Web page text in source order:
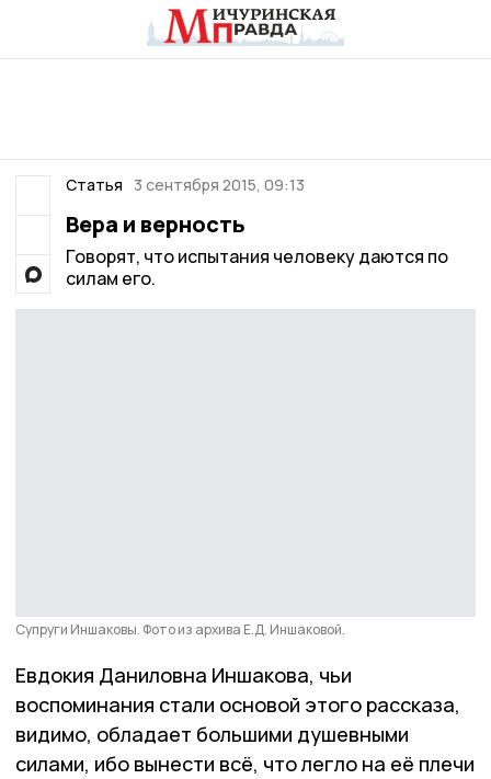
Статья 3 сентября 2015, 09:13
Вера и верность
Говорят, что испытания человеку даются по
силам его.
Супруги Иншаковы. Фото из архива Е.Д. Иншаковой.
Евдокия Даниловна Иншакова, чьи
воспоминания стали основой этого рассказа,
видимо, обладает большими душевными
силами, ибо вынести всё, что легло на её плечи